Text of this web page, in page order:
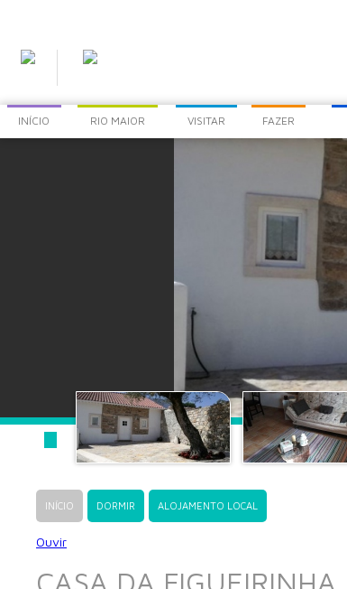
INÍCIO RIO MAIOR VISITAR FAZER
INÍCIO DORMIR ALOJAMENTO LOCAL
Ouvir
CASA DA FIGUEIRINHA